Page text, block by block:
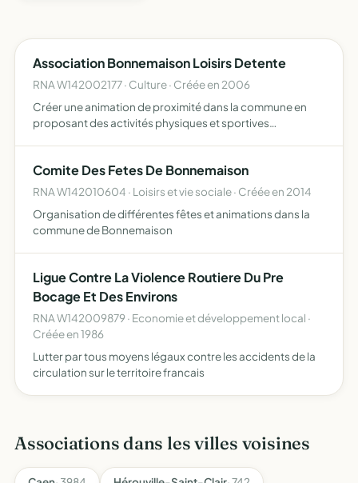
Association Bonnemaison Loisirs Detente
RNA W142002177 · Culture · Créée en 2006
Créer une animation de proximité dans la commune en
proposant des activités physiques et sportives
loisirs …
Comite Des Fetes De Bonnemaison
RNA W142010604 · Loisirs et vie sociale · Créée en 2014
Organisation de différentes fêtes et animations dans la
commune de Bonnemaison
Ligue Contre La Violence Routiere Du Pre
Bocage Et Des Environs
RNA W142009879 · Economie et développement local ·
Créée en 1986
Lutter par tous moyens légaux contre les accidents de la
circulation sur le territoire francais
Associations dans les villes voisines